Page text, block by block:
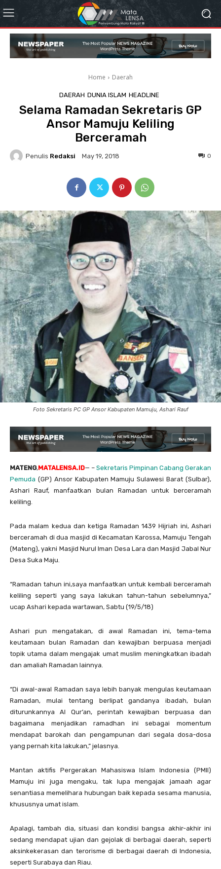
Home Daerah
DAERAH DUNIA ISLAM HEADLINE
Selama Ramadan Sekretaris GP
Ansor Mamuju Keliling
Berceramah
Penulis Redaksi May 19, 2018 0
Foto Sekretaris PC GP Ansor Kabupaten Mamuju, Ashari Rauf
MATENG,MATALENSA.ID— – Sekretaris Pimpinan Cabang Gerakan
Pemuda (GP) Ansor Kabupaten Mamuju Sulawesi Barat (Sulbar),
Ashari Rauf, manfaatkan bulan Ramadan untuk berceramah
keliling.
Pada malam kedua dan ketiga Ramadan 1439 Hijriah ini, Ashari
berceramah di dua masjid di Kecamatan Karossa, Mamuju Tengah
(Mateng), yakni Masjid Nurul Iman Desa Lara dan Masjid Jabal Nur
Desa Suka Maju.
“Ramadan tahun ini,saya manfaatkan untuk kembali berceramah
keliling seperti yang saya lakukan tahun-tahun sebelumnya,”
ucap Ashari kepada wartawan, Sabtu (19/5/18)
Ashari pun mengatakan, di awal Ramadan ini, tema-tema
keutamaan bulan Ramadan dan kewajiban berpuasa menjadi
topik utama dalam mengajak umat muslim meningkatkan ibadah
dan amaliah Ramadan lainnya.
“Di awal-awal Ramadan saya lebih banyak mengulas keutamaan
Ramadan, mulai tentang berlipat gandanya ibadah, bulan
diturunkannya Al Qur’an, perintah kewajiban berpuasa dan
bagaimana menjadikan ramadhan ini sebagai momentum
mendapat barokah dan pengampunan dari segala dosa-dosa
yang pernah kita lakukan,” jelasnya.
Mantan aktifis Pergerakan Mahasiswa Islam Indonesia (PMII)
Mamuju ini juga mengaku, tak lupa mengajak jamaah agar
senantiasa memelihara hubungan baik kepada sesama manusia,
khususnya umat islam.
Apalagi, tambah dia, situasi dan kondisi bangsa akhir-akhir ini
sedang mendapat ujian dan gejolak di berbagai daerah, seperti
aksinkekerasan dan terorisme di berbagai daerah di Indonesia,
seperti Surabaya dan Riau.